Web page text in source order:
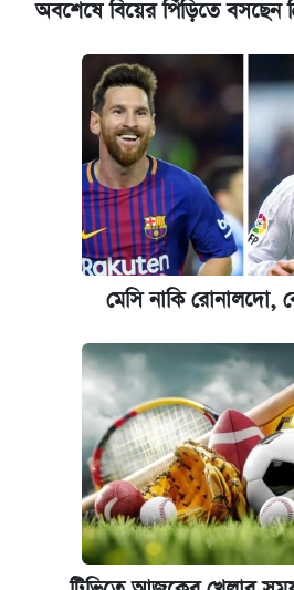
অবশেষে বিয়ের পিঁড়িতে বসছেন
মেসি নাকি রোনালদো,